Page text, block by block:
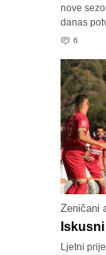
nove
danas
6
Zeničani
Ljetni